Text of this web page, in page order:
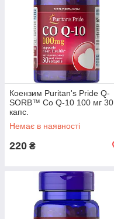
Коензим Puritan's Pride Q-
SORB™ Co Q-10 100 мг 30
капс.
Немає в наявності
220 ₴